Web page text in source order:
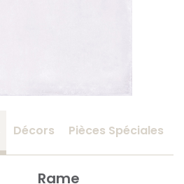
Décors Pièces Spéciales
Rame